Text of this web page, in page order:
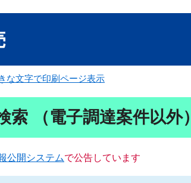
な文字で印刷ページ表示
索 （電子調達案件以外）
公開システムで公告しています